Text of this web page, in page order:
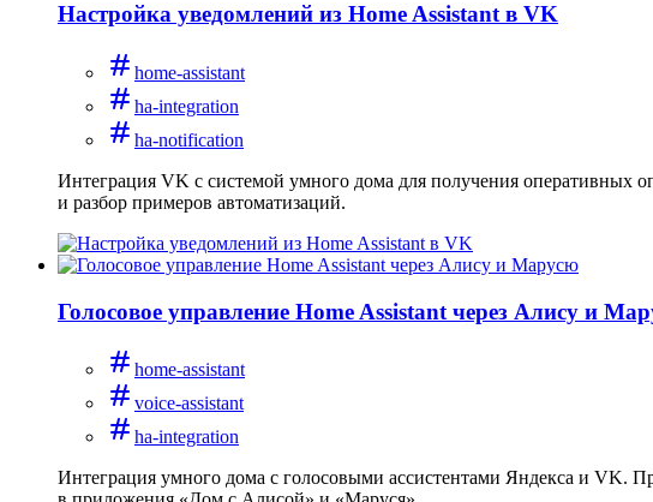
Настройка уведомлений из Home Assistant в VK
home-assistant
ha-integration
ha-notification
Интеграция VK с системой умного дома для получения оперативных
и разбор примеров автоматизаций.
Голосовое управление Home Assistant через Алису и
home-assistant
voice-assistant
ha-integration
Интеграция умного дома с голосовыми ассистентами Яндекса и VK.